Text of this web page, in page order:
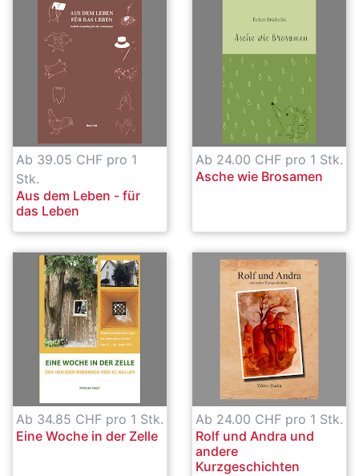
Ab 39.05 CHF pro 1
Stk.
Aus dem Leben - für
das Leben
Ab 24.00 CHF pro 1 Stk.
Asche wie Brosamen
Ab 34.85 CHF pro 1 Stk.
Eine Woche in der Zelle
Ab 24.00 CHF pro 1 Stk.
Rolf und Andra und
andere
Kurzgeschichten